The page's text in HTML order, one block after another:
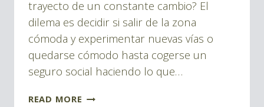
trayecto de un constante cambio? El
dilema es decidir si salir de la zona
cómoda y experimentar nuevas vías o
quedarse cómodo hasta cogerse un
seguro social haciendo lo que…
READ MORE ACUARELA